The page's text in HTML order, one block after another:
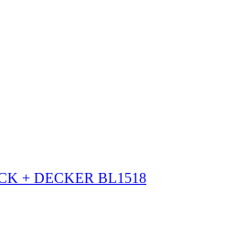
+ DECKER BL1518